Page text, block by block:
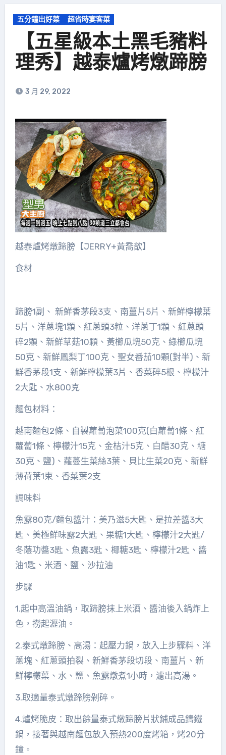
五分鐘出好菜 超省時宴客菜
【五星級本土黑毛豬料
理秀】越泰爐烤燉蹄膀
3 月 29, 2022
越泰爐烤燉蹄膀【JERRY+黃喬歆】
食材
蹄膀1副、 新鮮香茅段3支、南薑片5片、新鮮檸檬葉
5片、洋蔥塊1顆、紅蔥頭3粒、洋蔥丁1顆、紅蔥頭
碎2顆、新鮮草菇10顆、黃櫛瓜塊50克、綠櫛瓜塊
50克、新鮮鳳梨丁100克、聖女番茄10顆(對半)、新
鮮香茅段1支、新鮮檸檬葉3片、香菜碎5根、檸檬汁
2大匙、水800克
麵包材料：
越南麵包2條、自製蘿蔔泡菜100克(白蘿蔔1條、紅
蘿蔔1條、檸檬汁15克、金桔汁5克、白醋30克、糖
30克、鹽)、蘿蔓生菜絲3葉、貝比生菜20克、新鮮
薄荷葉1束、香菜葉2支
調味料
魚露80克/麵包醬汁：美乃滋5大匙、是拉差醬3大
匙、美極鮮味露2大匙、果糖1大匙、檸檬汁2大匙/
冬蔭功醬3匙、魚露3匙、椰糖3匙、檸檬汁2匙、醬
油1匙、米酒、鹽、沙拉油
步驟
1.起中高溫油鍋，取蹄膀抹上米酒、醬油後入鍋炸上
色，撈起瀝油。
2.泰式燉蹄膀、高湯：起壓力鍋，放入上步驟料、洋
蔥塊、紅蔥頭拍裂、新鮮香茅段切段、南薑片、新
鮮檸檬葉、水、鹽、魚露燉煮1小時，濾出高湯。
3.取適量泰式燉蹄膀剁碎。
4.爐烤脆皮：取出餘量泰式燉蹄膀片狀鋪成品鑄鐵
鍋，接著與越南麵包放入預熱200度烤箱，烤20分
鐘。